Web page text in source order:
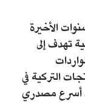
الأخيرة
تهدف إلى
التركية في
أسرع مصدري